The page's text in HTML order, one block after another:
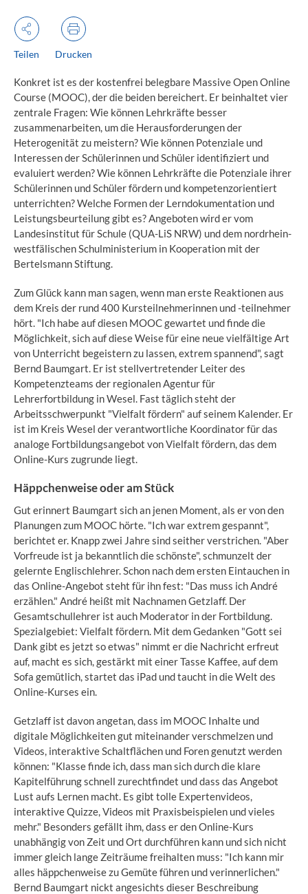
Teilen Drucken
Konkret ist es der kostenfrei belegbare Massive Open Online
Course (MOOC), der die beiden bereichert. Er beinhaltet vier
zentrale Fragen: Wie können Lehrkräfte besser
zusammenarbeiten, um die Herausforderungen der
Heterogenität zu meistern? Wie können Potenziale und
Interessen der Schülerinnen und Schüler identifiziert und
evaluiert werden? Wie können Lehrkräfte die Potenziale ihrer
Schülerinnen und Schüler fördern und kompetenzorientiert
unterrichten? Welche Formen der Lerndokumentation und
Leistungsbeurteilung gibt es? Angeboten wird er vom
Landesinstitut für Schule (QUA-LiS NRW) und dem nordrhein-
westfälischen Schulministerium in Kooperation mit der
Bertelsmann Stiftung.
Zum Glück kann man sagen, wenn man erste Reaktionen aus
dem Kreis der rund 400 Kursteilnehmerinnen und -teilnehmer
hört. "Ich habe auf diesen MOOC gewartet und finde die
Möglichkeit, sich auf diese Weise für eine neue vielfältige Art
von Unterricht begeistern zu lassen, extrem spannend", sagt
Bernd Baumgart. Er ist stellvertretender Leiter des
Kompetenzteams der regionalen Agentur für
Lehrerfortbildung in Wesel. Fast täglich steht der
Arbeitsschwerpunkt "Vielfalt fördern" auf seinem Kalender. Er
ist im Kreis Wesel der verantwortliche Koordinator für das
analoge Fortbildungsangebot von Vielfalt fördern, das dem
Online-Kurs zugrunde liegt.
Häppchenweise oder am Stück
Gut erinnert Baumgart sich an jenen Moment, als er von den
Planungen zum MOOC hörte. "Ich war extrem gespannt",
berichtet er. Knapp zwei Jahre sind seither verstrichen. "Aber
Vorfreude ist ja bekanntlich die schönste", schmunzelt der
gelernte Englischlehrer. Schon nach dem ersten Eintauchen in
das Online-Angebot steht für ihn fest: "Das muss ich André
erzählen." André heißt mit Nachnamen Getzlaff. Der
Gesamtschullehrer ist auch Moderator in der Fortbildung.
Spezialgebiet: Vielfalt fördern. Mit dem Gedanken "Gott sei
Dank gibt es jetzt so etwas" nimmt er die Nachricht erfreut
auf, macht es sich, gestärkt mit einer Tasse Kaffee, auf dem
Sofa gemütlich, startet das iPad und taucht in die Welt des
Online-Kurses ein.
Getzlaff ist davon angetan, dass im MOOC Inhalte und
digitale Möglichkeiten gut miteinander verschmelzen und
Videos, interaktive Schaltflächen und Foren genutzt werden
können: "Klasse finde ich, dass man sich durch die klare
Kapitelführung schnell zurechtfindet und dass das Angebot
Lust aufs Lernen macht. Es gibt tolle Expertenvideos,
interaktive Quizze, Videos mit Praxisbeispielen und vieles
mehr." Besonders gefällt ihm, dass er den Online-Kurs
unabhängig von Zeit und Ort durchführen kann und sich nicht
immer gleich lange Zeiträume freihalten muss: "Ich kann mir
alles häppchenweise zu Gemüte führen und verinnerlichen."
Bernd Baumgart nickt angesichts dieser Beschreibung